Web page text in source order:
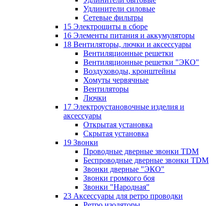
Удлинители силовые
Сетевые фильтры
15 Электрощиты в сборе
16 Элементы питания и аккумуляторы
18 Вентиляторы, лючки и аксессуары
Вентиляционные решетки
Вентиляционные решетки "ЭКО"
Воздуховоды, кронштейны
Хомуты червячные
Вентиляторы
Лючки
17 Электроустановочные изделия и
аксессуары
Открытая установка
Скрытая установка
19 Звонки
Проводные дверные звонки TDM
Беспроводные дверные звонки TDM
Звонки дверные "ЭКО"
Звонки громкого боя
Звонки "Народная"
23 Аксессуары для ретро проводки